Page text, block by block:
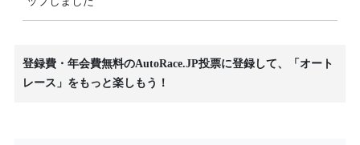
登録費・年会費無料のAutoRace.JP投票に登録して、「オート
レース」をもっと楽しもう！